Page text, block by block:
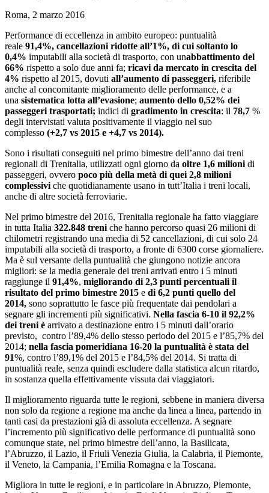
Roma, 2 marzo 2016
Performance di eccellenza in ambito europeo: puntualità
reale 91,4%, cancellazioni ridotte all’1%, di cui soltanto lo
0,4% imputabili alla società di trasporto, con unabbattimento del
66% rispetto a solo due anni fa; ricavi da mercato in crescita del
4% rispetto al 2015, dovuti all’aumento di passeggeri, riferibile
anche al concomitante miglioramento delle performance, e a
una sistematica lotta all’evasione; aumento dello 0,52% dei
passeggeri trasportati; indici di gradimento in crescita: il 78,7 %
degli intervistati valuta positivamente il viaggio nel suo
complesso (+2,7 vs 2015 e +4,7 vs 2014).
Sono i risultati conseguiti nel primo bimestre dell’anno dai treni
regionali di Trenitalia, utilizzati ogni giorno da oltre 1,6 milioni di
passeggeri, ovvero poco più della metà di quei 2,8 milioni
complessivi che quotidianamente usano in tutt’Italia i treni locali,
anche di altre società ferroviarie.
Nel primo bimestre del 2016, Trenitalia regionale ha fatto viaggiare
in tutta Italia 322.848 treni che hanno percorso quasi 26 milioni di
chilometri registrando una media di 52 cancellazioni, di cui solo 24
imputabili alla società di trasporto, a fronte di 6300 corse giornaliere.
Ma è sul versante della puntualità che giungono notizie ancora
migliori: se la media generale dei treni arrivati entro i 5 minuti
raggiunge il 91,4%, migliorando di 2,3 punti percentuali il
risultato del primo bimestre 2015 e di 6,2 punti quello del
2014, sono soprattutto le fasce più frequentate dai pendolari a
segnare gli incrementi più significativi. Nella fascia 6-10 il 92,2%
dei treni è arrivato a destinazione entro i 5 minuti dall’orario
previsto, contro l’89,4% dello stesso periodo del 2015 e l’85,7% del
2014; nella fascia pomeridiana 16-20 la puntualità è stata del
91%, contro l’89,1% del 2015 e l’84,5% del 2014. Si tratta di
puntualità reale, senza quindi escludere dalla statistica alcun ritardo,
in sostanza quella effettivamente vissuta dai viaggiatori.
Il miglioramento riguarda tutte le regioni, sebbene in maniera diversa
non solo da regione a regione ma anche da linea a linea, partendo in
tanti casi da prestazioni già di assoluta eccellenza. A segnare
l’incremento più significativo delle performance di puntualità sono
comunque state, nel primo bimestre dell’anno, la Basilicata,
l’Abruzzo, il Lazio, il Friuli Venezia Giulia, la Calabria, il Piemonte,
il Veneto, la Campania, l’Emilia Romagna e la Toscana.
Migliora in tutte le regioni, e in particolare in Abruzzo, Piemonte,